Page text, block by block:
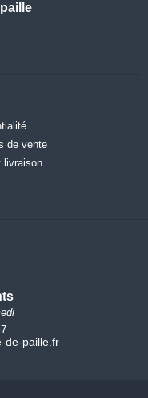
de vente
livraison
de-paille.fr